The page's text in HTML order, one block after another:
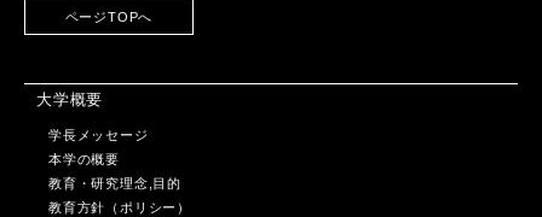
ページTOPへ
大学概要
学長メッセージ
本学の概要
教育・研究理念,目的
教育方針（ポリシー）